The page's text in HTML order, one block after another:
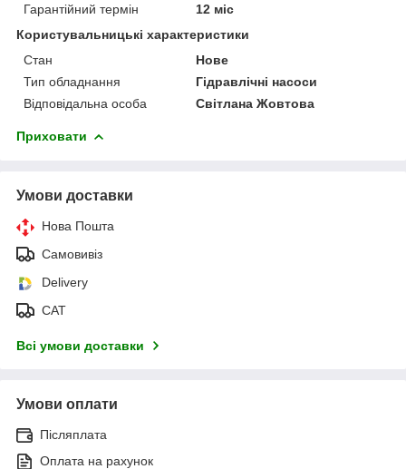
Гарантійний термін
12 міс
Користувальницькі характеристики
Стан
Нове
Тип обладнання
Гідравлічні насоси
Відповідальна особа
Світлана Жовтова
Приховати
Умови доставки
Нова Пошта
Самовивіз
Delivery
САТ
Всі умови доставки
Умови оплати
Післяплата
Оплата на рахунок